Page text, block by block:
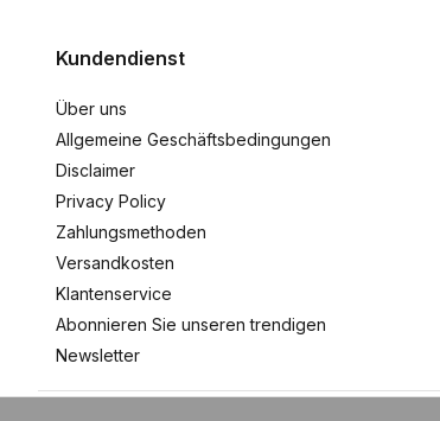
Kundendienst
Über uns
Allgemeine Geschäftsbedingungen
Disclaimer
Privacy Policy
Zahlungsmethoden
Versandkosten
Klantenservice
Abonnieren Sie unseren trendigen
Newsletter